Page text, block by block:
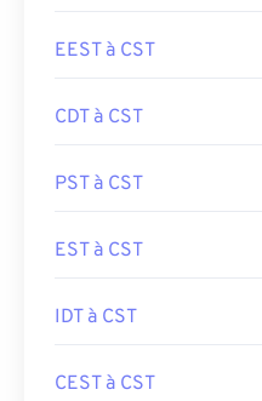
EEST à CST
CDT à CST
PST à CST
EST à CST
IDT à CST
CEST à CST